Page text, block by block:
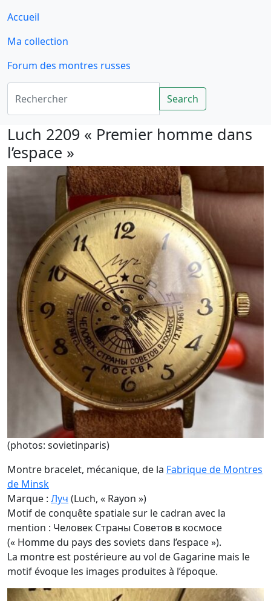
Accueil
Ma collection
Forum des montres russes
Rechercher
Search
Luch 2209 « Premier homme dans
l’espace »
(photos: sovietinparis)
Montre bracelet, mécanique, de la Fabrique de Montres
de Minsk
Marque : Луч (Luch, « Rayon »)
Motif de conquête spatiale sur le cadran avec la
mention : Человек Страны Советов в космосе
(« Homme du pays des soviets dans l’espace »).
La montre est postérieure au vol de Gagarine mais le
motif évoque les images produites à l’époque.